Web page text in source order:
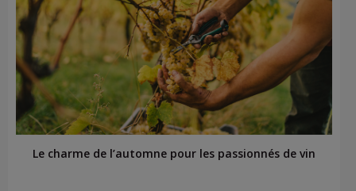
Le charme de l’automne pour les passionnés de vin